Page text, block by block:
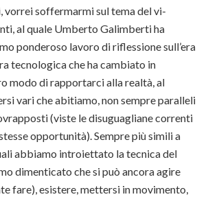
vorrei soffermarmi sul tema del vi-
al quale Umberto Galimberti ha
ponderoso lavoro di riflessione sull’era
tecnologica che ha cambiato in
modo di rapportarci alla realtà, al
vari che abitiamo, non sempre paralleli
(viste le disuguagliane correnti
opportunità). Sempre più simili a
abbiamo introiettato la tecnica del
dimenticato che si può ancora agire
fare), esistere, mettersi in movimento,